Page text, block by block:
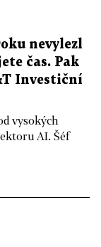
nevylezl
čas. Pak
Investiční
vysokých
AI. Šéf